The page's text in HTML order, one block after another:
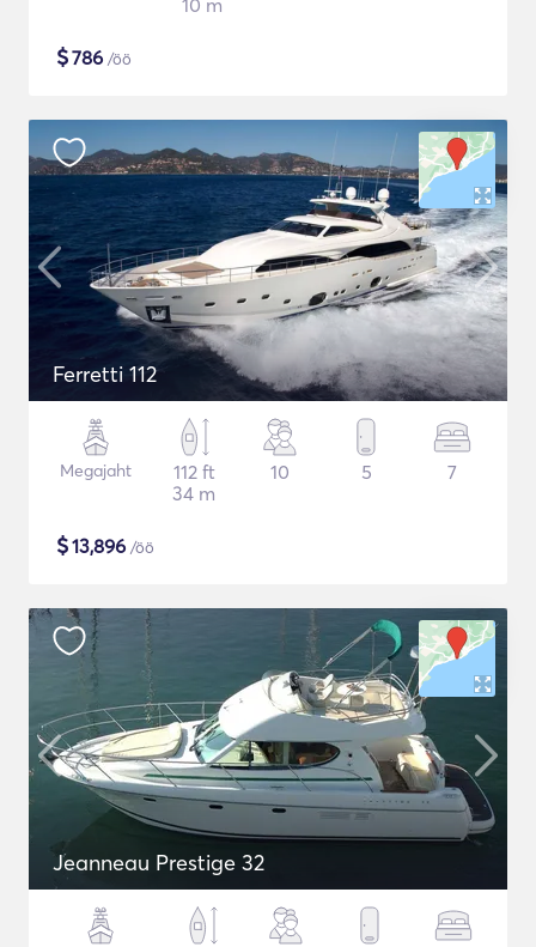
10 m
$786 /öö
Ferretti 112
Megajaht
112 ft
34 m
10 5 7
$13,896 /öö
Jeanneau Prestige 32